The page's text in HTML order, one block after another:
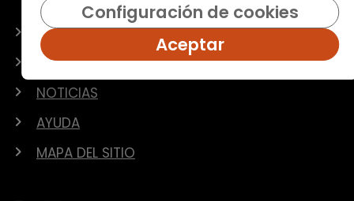
OFERTAS
EMPRESAS
NOTICIAS
AYUDA
MAPA DEL SITIO
Configuración de cookies
Aceptar